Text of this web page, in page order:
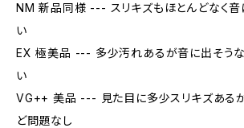
NM 新品同様 --- スリキズもほとんどなく音
い
EX 極美品 --- 多少汚れあるが音に出そう
い
VG++ 美品 --- 見た目に多少スリキズある
ど問題なし